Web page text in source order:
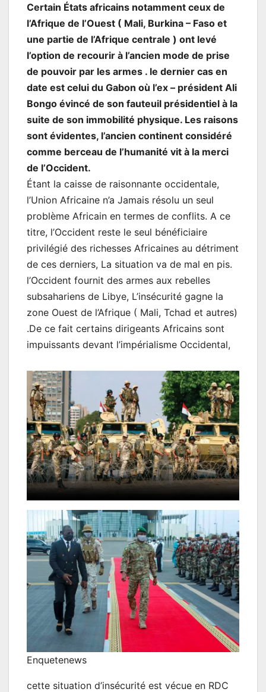
Certain États africains notamment ceux de
l’Afrique de l’Ouest ( Mali, Burkina – Faso et
une partie de l’Afrique centrale ) ont levé
l’option de recourir à l’ancien mode de prise
de pouvoir par les armes . le dernier cas en
date est celui du Gabon où l’ex – président Ali
Bongo évincé de son fauteuil présidentiel à la
suite de son immobilité physique. Les raisons
sont évidentes, l’ancien continent considéré
comme berceau de l’humanité vit à la merci
de l’Occident.
Étant la caisse de raisonnante occidentale,
l’Union Africaine n’a Jamais résolu un seul
problème Africain en termes de conflits. A ce
titre, l’Occident reste le seul bénéficiaire
privilégié des richesses Africaines au détriment
de ces derniers, La situation va de mal en pis.
l’Occident fournit des armes aux rebelles
subsahariens de Libye, L’insécurité gagne la
zone Ouest de l’Afrique ( Mali, Tchad et autres)
.De ce fait certains dirigeants Africains sont
impuissants devant l’impérialisme Occidental,
Enquetenews
cette situation d’insécurité est vécue en RDC